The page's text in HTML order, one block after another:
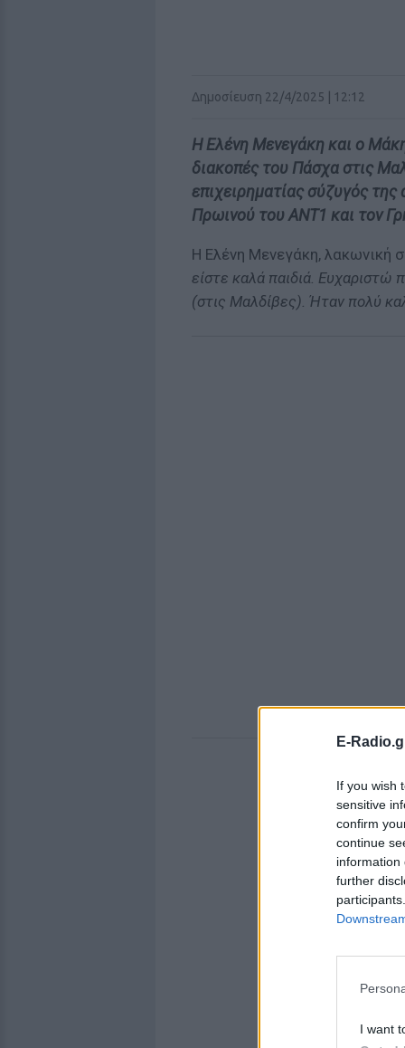
E-
If you wish
sensitive
confirm
continue
information
further
I want
Δημοσίευση 22/4/2025 | 12:12
Η Ελένη Μενεγάκη και ο
διακοπές του Πάσχα στις
επιχειρηματίας σύζυγός
Πρωινού του ΑΝΤ1 και τον
Η Ελένη Μενεγάκη, λακωνική
είστε καλά παιδιά. Ευχαριστώ
(στις Μαλδίβες). Ήταν πολύ